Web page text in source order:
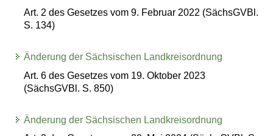
Art. 2 des Gesetzes vom 9. Februar 2022 (SächsGVBl.
S. 134)
Änderung der Sächsischen Landkreisordnung
Art. 6 des Gesetzes vom 19. Oktober 2023
(SächsGVBl. S. 850)
Änderung der Sächsischen Landkreisordnung